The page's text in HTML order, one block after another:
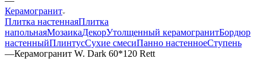
Керамогранит
Плитка настеннаяПлитка
напольнаяМозаикаДекорУтолщенный керамогранитБордюр
настенныйПлинтусСухие смесиПанно настенноеСтупень
—Керамогранит W. Dark 60*120 Rett